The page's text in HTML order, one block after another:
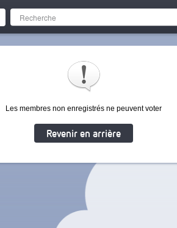
Les membres non enregistrés ne peuvent voter
Revenir en arrière